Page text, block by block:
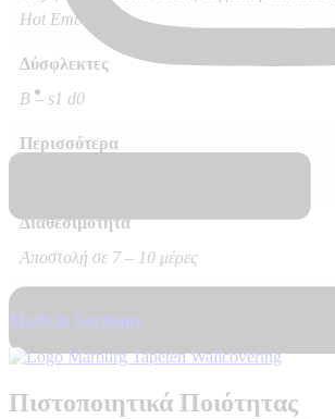
Hot Embossed
Δύσφλεκτες
B – s1 d0
Περισσότερα
Διαθεσιμότητα
Αποστολή σε 7 – 10 μέρες
Made in Germany
Πιστοποιητικά Ποιότητας